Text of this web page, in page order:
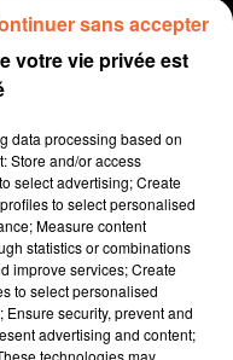
est loin de faire
voisine de
votre vie privée est
data processing based on
Store and/or access
select advertising; Create
to select personalised
Measure content
statistics or combinations
improve services; Create
to select personalised
security, prevent and
advertising and content;
technologies may
sans accepter